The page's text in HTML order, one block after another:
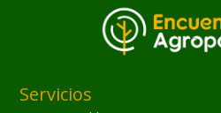
Servicios